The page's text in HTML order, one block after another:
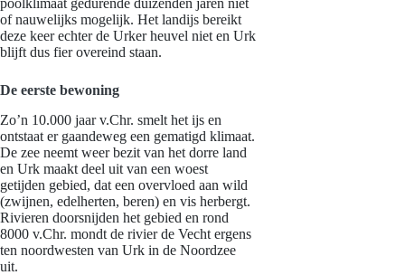
of nauwelijks mogelijk. Het landijs bereikt
deze keer echter de Urker heuvel niet en Urk
blijft dus fier overeind staan.
De eerste bewoning
Zo’n 10.000 jaar v.Chr. smelt het ijs en
ontstaat er gaandeweg een gematigd klimaat.
De zee neemt weer bezit van het dorre land
en Urk maakt deel uit van een woest
getijden gebied, dat een overvloed aan wild
(zwijnen, edelherten, beren) en vis herbergt.
Rivieren doorsnijden het gebied en rond
8000 v.Chr. mondt de rivier de Vecht ergens
ten noordwesten van Urk in de Noordzee
uit.